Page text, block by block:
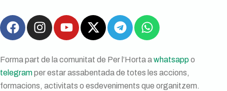
Forma part de la comunitat de Per l’Horta awhatsappo
telegramper estar assabentada de totes les accions,
formacions, activitats o esdeveniments que organitzem.